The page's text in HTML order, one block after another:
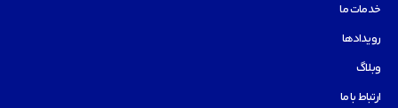
خدمات ما
رویدادها
وبلاگ
ارتباط با ما